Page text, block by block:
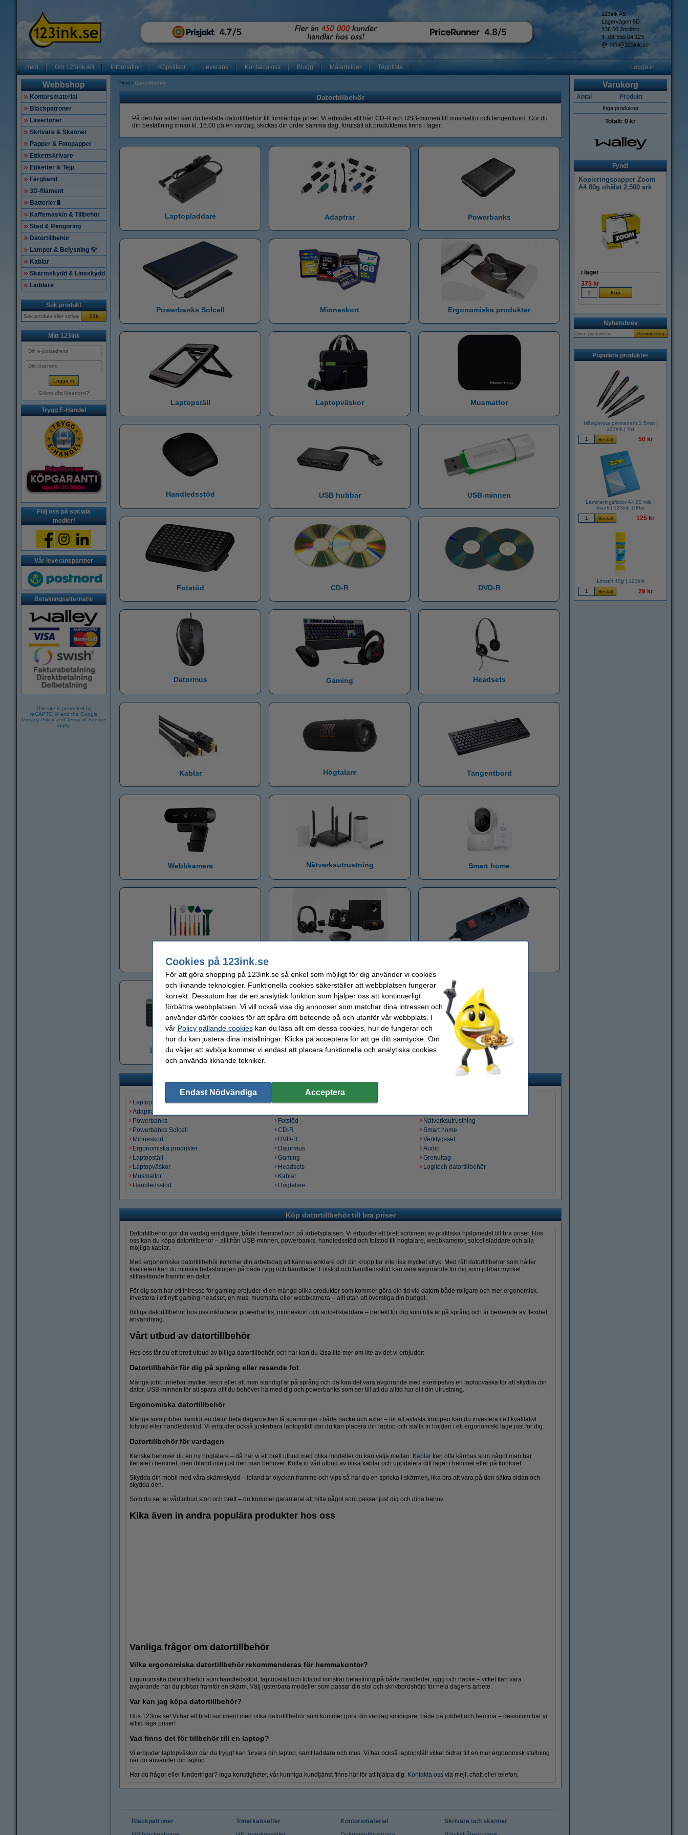
123ink AB
Lagervägen 5D
136 50 Jordbro
T: 08-550 04 123
@: info@123ink.se
Hem Om 123ink AB Information Köpvillkor Leverans Kontakta oss Blogg Målarbilder Topplista Logga in
Webbshop
Kontorsmaterial
Bläckpatroner
Lasertoner
Skrivare & Skanner
Papper & Fotopapper
Etikettskrivare
Etiketter & Tejp
Färgband
3D-filament
Batterier🔋
Kaffemaskin & Tillbehör
Städ & Rengöring
Datortillbehör
Lampor & Belysning 💡
Kablar
Skärmskydd & Linsskydd
Laddare
Sök produkt
Sök
Mitt 123ink
Glömt ditt lösenord?
Trygg E-Handel
Följ oss på sociala
medier!
Vår leveranspartner
Betalningsalternativ
This site is protected by
reCAPTCHA and the Google
Privacy Policy and Terms of Service
apply.
Hem Datortillbehör
Datortillbehör
På den här sidan kan du beställa datortillbehör till förmånliga priser. Vi erbjuder allt från CD-R och USB-minnen till musmattor och tangentbord. Gör du
din beställning innan kl. 16:00 på en vardag, skickas din order samma dag, förutsatt att produkterna finns i lager.
Laptopladdare Adaptrar Powerbanks
Powerbanks Solcell Minneskort Ergonomiska produkter
Laptopställ Laptopväskor Musmattor
Handledsstöd USB hubbar USB-minnen
Fotstöd CD-R DVD-R
Datormus Gaming Headsets
Kablar Högtalare Tangentbord
Webbkamera Nätverksutrustning Smart home
Verktygsset
Logitech datortillbehör
Laptopladdare
Adaptrar
Powerbanks
Powerbanks Solcell
Minneskort
Ergonomiska produkter
Laptopställ
Laptopväskor
Musmattor
Handledsstöd
USB hubbar
Fotstöd
CD-R
DVD-R
Datormus
Gaming
Headsets
Kablar
Högtalare
Nätverksutrustning
Smart home
Verktygsset
Audio
Grenuttag
Logitech datortillbehör
Köp datortillbehör till bra priser
Datortillbehör gör din vardag smidigare, både i hemmet och på arbetsplatsen. Vi erbjuder ett brett sortiment av praktiska hjälpmedel till bra priser. Hos
oss kan du köpa datortillbehör – allt från USB-minnen, powerbanks, handledsstöd och fotstöd till högtalare, webbkameror, solcellsladdare och alla
möjliga kablar.
Med ergonomiska datortillbehör kommer din arbetsdag att kännas enklare och din kropp tar inte lika mycket stryk. Med rätt datortillbehör som håller
kvaliteten kan du minska belastningen på både rygg och handleder. Fotstöd och handledsstöd kan vara avgörande för dig som jobbar mycket
stillasittande framför en dator.
För dig som har ett intresse för gaming erbjuder vi en mängd olika produkter som kommer göra din tid vid datorn både roligare och mer ergonomisk.
Investera i ett nytt gaming-headset, en mus, musmatta eller webbkamera – allt utan att överstiga din budget.
Billiga datortillbehör hos oss inkluderar powerbanks, minneskort och solcellsladdare – perfekt för dig som ofta är på språng och är beroende av flexibel
användning.
Vårt utbud av datortillbehör
Hos oss får du ett brett utbud av billiga datortillbehör, och här kan du läsa lite mer om lite av det vi erbjuder:
Datortillbehör för dig på språng eller resande fot
Många jobb innebär mycket resor eller att man ständigt är på språng och då kan det vara avgörande med exempelvis en laptopväska för att skydda din
dator, USB-minnen för att spara allt du behöver ha med dig och powerbanks som ser till att du alltid har el i din utrustning.
Ergonomiska datortillbehör
Många som jobbar framför en dator hela dagarna kan få spänningar i både nacke och axlar – för att avlasta kroppen kan du investera i ett kvalitativt
fotstöd eller handledsstöd. Vi erbjuder också justerbara laptopställ där du kan placera din laptop och ställa in höjden i ett ergonomiskt läge just för dig.
Datortillbehör för vardagen
Kanske behöver du en ny högtalare – då har vi ett brett utbud med olika modeller du kan välja mellan. Kablar kan ofta kännas som något man har
flertalet i hemmet, men ibland inte just den man behöver. Kolla in vårt utbud av olika kablar och uppdatera ditt lager i hemmet eller på kontoret.
Skydda din mobil med våra skärmskydd – ibland är olyckan framme och vips så har du en spricka i skärmen, lika bra att vara på den säkra sidan och
skydda den.
Som du ser är vårt utbud stort och brett – du kommer garanterat att hitta något som passar just dig och dina behov.
Kika även in andra populära produkter hos oss
Batterier
Vanliga frågor om datortillbehör
Vilka ergonomiska datortillbehör rekommenderas för hemmakontor?
Ergonomiska datortillbehör som handledsstöd, laptopställ och fotstöd minskar belastning på både handleder, rygg och nacke – vilket kan vara
avgörande när du jobbar framför en skärm. Välj justerbara modeller som passar din stol och skrivbordshöjd för hela dagens arbete.
Var kan jag köpa datortillbehör?
Hos 123ink.se! Vi har ett brett sortiment med olika datortillbehör som kommer göra din vardag smidigare, både på jobbet och hemma – dessutom har vi
alltid låga priser!
Vad finns det för tillbehör till en laptop?
Vi erbjuder laptopväskor där du tryggt kan förvara din laptop, samt laddare och mus. Vi har också laptopställ vilket bidrar till en mer ergonomisk ställning
när du använder din laptop.
Har du frågor eller funderingar? Inga konstigheter, vår kunniga kundtjänst finns här för att hjälpa dig. Kontakta oss via mejl, chatt eller telefon.
Varukorg
Antal Produkt
Inga produkter
Totalt: 0 kr
Fynd!
Kopieringspapper Zoom
A4 80g ohålat 2,500 ark
i lager
375 kr
Nyhetsbrev
Populära produkter
Märkpenna permanent 2.5mm |
123ink | 4st
50 kr
Lamineringsfickor A4 80 mik. |
blank | 123ink 100st
125 kr
Limstift 40g | 123ink
29 kr
Bläckpatroner
Tonerkassetter
Kontorsmaterial
Skrivare och skanner
Cookies på 123ink.se
För att göra shopping på 123ink.se så enkel som möjligt för dig använder vi cookies
och liknande teknologier. Funktionella cookies säkerställer att webbplatsen fungerar
korrekt. Dessutom har de en analytisk funktion som hjälper oss att kontinuerligt
förbättra webbplatsen. Vi vill också visa dig annonser som matchar dina intressen och
använder därför cookies för att spåra ditt beteende på och utanför vår webbplats. I
vår Policy gällande cookieskan du läsa allt om dessa cookies, hur de fungerar och
hur du kan justera dina inställningar. Klicka på acceptera för att ge ditt samtycke. Om
du väljer att avböja kommer vi endast att placera funktionella och analytiska cookies
och använda liknande tekniker.
Endast Nödvändiga Acceptera